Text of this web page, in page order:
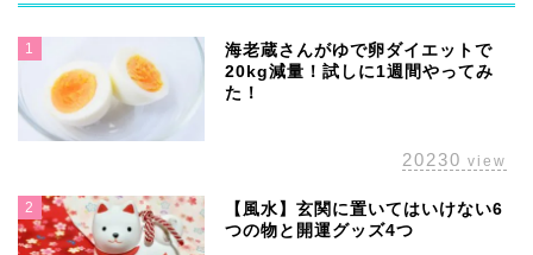
1
海老蔵さんがゆで卵ダイエットで
20kg減量！試しに1週間やってみ
た！
20230 view
2
【風水】玄関に置いてはいけない6
つの物と開運グッズ4つ